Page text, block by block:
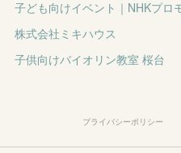
子ども向けイベント｜NHKプロ
株式会社ミキハウス
子供向けバイオリン教室 桜台
プライバシーポリシー